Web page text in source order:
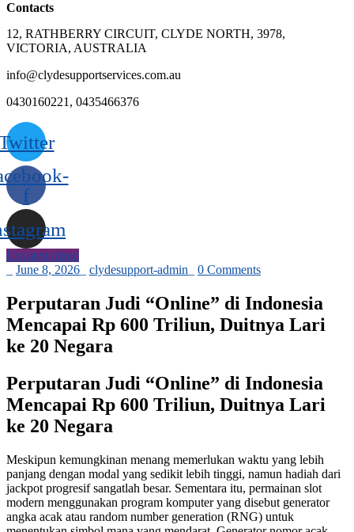
Contacts
12, RATHBERRY CIRCUIT, CLYDE NORTH, 3978,
VICTORIA, AUSTRALIA
info@clydesupportservices.com.au
0430160221, 0435466376
f
Uncategorized
June 8, 2026 clydesupport-admin 0 Comments
Perputaran Judi “Online” di Indonesia
Mencapai Rp 600 Triliun, Duitnya Lari
ke 20 Negara
Perputaran Judi “Online” di Indonesia
Mencapai Rp 600 Triliun, Duitnya Lari
ke 20 Negara
Meskipun kemungkinan menang memerlukan waktu yang lebih
panjang dengan modal yang sedikit lebih tinggi, namun hadiah dari
jackpot progresif sangatlah besar. Sementara itu, permainan slot
modern menggunakan program komputer yang disebut generator
angka acak atau random number generation (RNG) untuk